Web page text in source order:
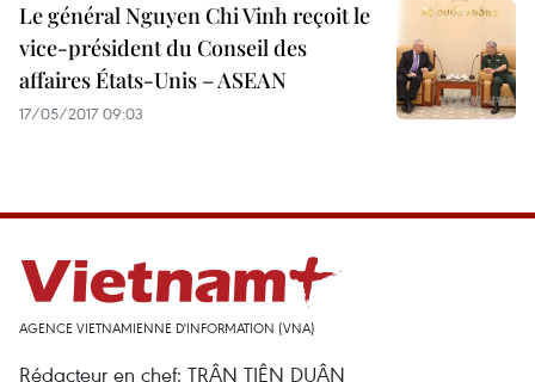
Le général Nguyen Chi Vinh reçoit le
vice-président du Conseil des
affaires États-Unis – ASEAN
17/05/2017 09:03
AGENCE VIETNAMIENNE D'INFORMATION (VNA)
Rédacteur en chef: TRÂN TIÊN DUÂN